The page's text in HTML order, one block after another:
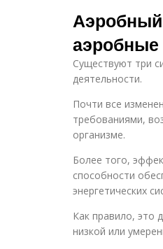
аэробные
Существуют три
деятельности.
Почти все
требованиями,
организме.
Более того,
способности
энергетических
Как правило, это
низкой или